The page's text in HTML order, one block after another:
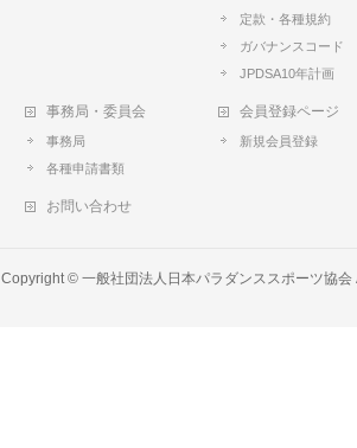
定款・各種規約
ガバナンスコード
JPDSA10年計画
事務局・委員会
事務局
各種申請書類
会員登録ページ
新規会員登録
お問い合わせ
Copyright © 一般社団法人日本パラダンススポーツ協会